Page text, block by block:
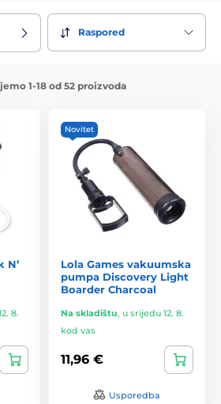
Raspored
1-18 od 52 proizvoda
N’
8.
Novitet
Lola Games vakuumska
pumpa Discovery Light
Boarder Charcoal
Na skladištu, u srijedu 12. 8.
kod vas
11,96 €
Usporedba